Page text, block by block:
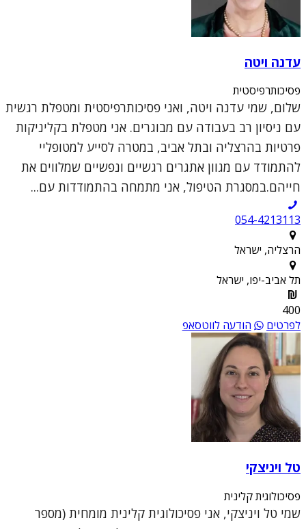
עדנה ויטה
פסיכותרפיסטית
שלום, שמי עדנה ויטה, ואני פסיכותרפיסטית ומטפלת רגשית
עם ניסיון רב בעבודה עם מבוגרים. אני מטפלת בקליניקות
פרטיות בהרצליה ובתל אביב, במטרה לסייע למטופליי
להתמודד עם מגוון אתגרים רגשיים ונפשיים שמלווים את
חייהם.במסגרת הטיפול, אני מתמחה בהתמודדות עם...
054-4213113
הרצליה, ישראל
תל אביב-יפו, ישראל
400
לפרטים
הודעה לווטסאפ
טל ויניצקי
פסיכולוגית קלינית
שמי טל ויניצקי, אני פסיכולוגית קלינית מומחית (מספר